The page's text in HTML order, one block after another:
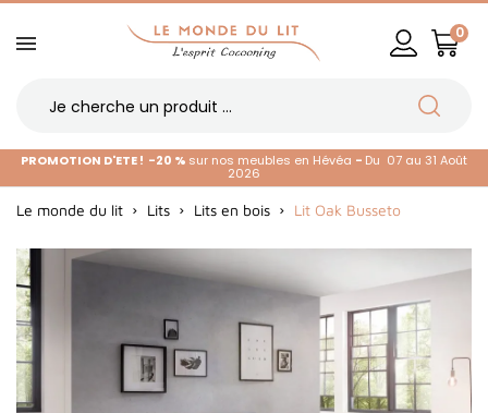
0
PROMOTION D'ETE ! -20 % sur nos meubles en Hévéa - Du 07 au 31 Août
2026
Le monde du lit Lits Lits en bois Lit Oak Busseto